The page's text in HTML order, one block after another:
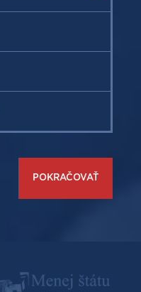
POKRAČOVAŤ